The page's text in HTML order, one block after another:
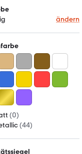
ändern
(0)
(44)